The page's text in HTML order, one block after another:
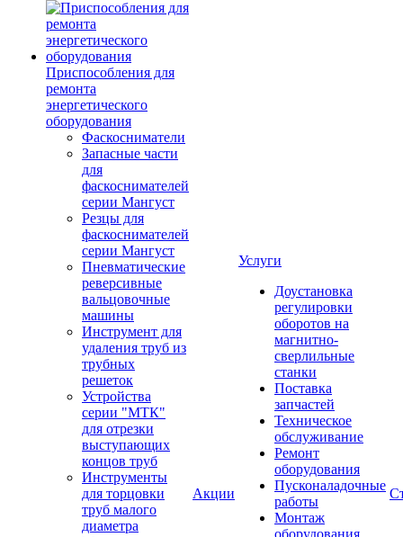
Приспособления для
ремонта
энергетического
оборудования
Фаскосниматели
Запасные части
для
фаскоснимателей
серии Мангуст
Резцы для
фаскоснимателей
серии Мангуст
Пневматические
реверсивные
вальцовочные
машины
Инструмент для
удаления труб из
трубных
решеток
Устройства
серии "МТК"
для отрезки
выступающих
концов труб
Инструменты
для торцовки
труб малого
диаметра
Акции
Услуги
Доустановка
регулировки
оборотов на
магнитно-
сверлильные
станки
Поставка
запчастей
Техническое
обслуживание
Ремонт
оборудования
Пусконаладочные
работы
Монтаж
оборудования